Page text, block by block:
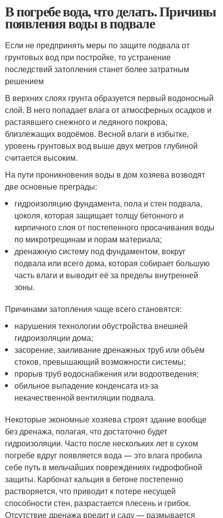
В погребе вода, что делать. Причины
появления воды в подвале
Если не предпринять меры по защите подвала от
грунтовых вод при постройке, то устранение
последствий затопления станет более затратным
решением
В верхних слоях грунта образуется первый водоносный
слой. В него попадает влага от атмосферных осадков и
растаявшего снежного и ледяного покрова,
близлежащих водоёмов. Весной влаги в избытке,
уровень грунтовых вод выше двух метров глубиной
считается высоким.
На пути проникновения воды в дом хозяева возводят
две основные преграды:
гидроизоляцию фундамента, пола и стен подвала,
цоколя, которая защищает толщу бетонного и
кирпичного слоя от постепенного просачивания воды
по микротрещинам и порам материала;
дренажную систему под фундаментом, вокруг
подвала или всего дома, которая собирает большую
часть влаги и выводит её за пределы внутренней
зоны.
Причинами затопления чаще всего становятся:
нарушения технологии обустройства внешней
гидроизоляции дома;
засорение, заиливание дренажных труб или объём
стоков, превышающий возможности системы;
прорыв труб водоснабжения или водоотведения;
обильное выпадение конденсата из-за
некачественной вентиляции подвала.
Некоторые экономные хозяева строят здание вообще
без дренажа, полагая, что достаточно будет
гидроизоляции. Часто после нескольких лет в сухом
погребе вдруг появляется вода — это влага пробила
себе путь в мельчайших повреждениях гидрофобной
защиты. Карбонат кальция в бетоне постепенно
растворяется, что приводит к потере несущей
способности стен, разрастается плесень и грибок.
Отсутствие дренажа вредит и саду — размывается